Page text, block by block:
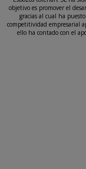
objetivo es promover el
gracias al cual ha
competitividad empresarial
ello ha contado con el